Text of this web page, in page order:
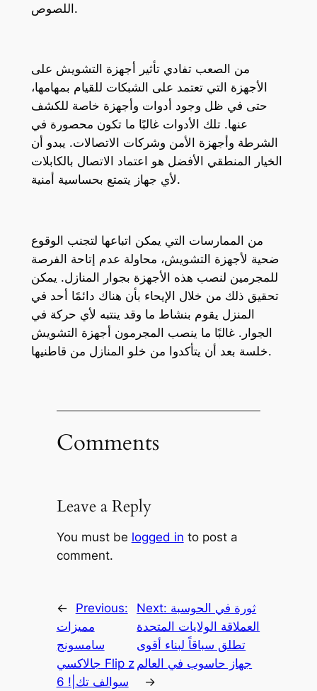
اللصوص.
من الصعب تفادي تأثير أجهزة التشويش على
الأجهزة التي تعتمد على الشبكات للقيام بمهامها،
حتى في ظل وجود أدوات وأجهزة خاصة للكشف
عنها. تلك الأدوات غالبًا ما تكون محصورة في
الشرطة وأجهزة الأمن وشركات الاتصالات. يبدو أن
الخيار المنطقي الأفضل هو اعتماد الاتصال بالكابلات
لأي جهاز يتمتع بحساسية أمنية.
من الممارسات التي يمكن اتباعها لتجنب الوقوع
ضحية لأجهزة التشويش، محاولة عدم إتاحة الفرصة
للمجرمين لنصب هذه الأجهزة بجوار المنازل. يمكن
تحقيق ذلك من خلال الإيحاء بأن هناك دائمًا أحد في
المنزل يقوم بنشاط ما وقد ينتبه لأي حركة في
الجوار. غالبًا ما ينصب المجرمون أجهزة التشويش
خلسة بعد أن يتأكدوا من خلو المنازل من قاطنيها.
Comments
Leave a Reply
You must be logged in to post a
comment.
←
Previous:
مميزات
سامسونج
جالاكسي Flip z
6 !|سوالف تك
Next: ثورة في الحوسبة
العملاقة الولايات المتحدة
تطلق سباقاً لبناء أقوى
جهاز حاسوب في العالم
→